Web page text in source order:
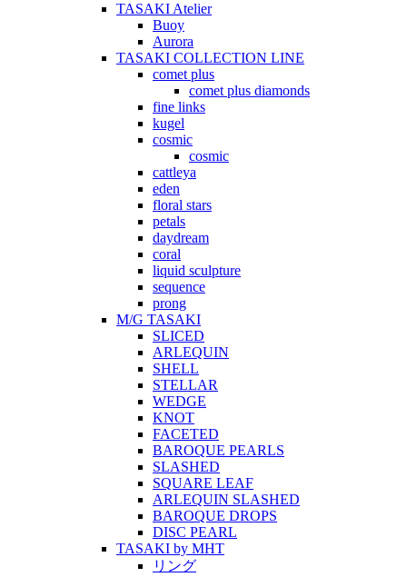
TASAKI Atelier
Buoy
Aurora
TASAKI COLLECTION LINE
comet plus
comet plus diamonds
fine links
kugel
cosmic
cosmic
cattleya
eden
floral stars
petals
daydream
coral
liquid sculpture
sequence
prong
M/G TASAKI
SLICED
ARLEQUIN
SHELL
STELLAR
WEDGE
KNOT
FACETED
BAROQUE PEARLS
SLASHED
SQUARE LEAF
ARLEQUIN SLASHED
BAROQUE DROPS
DISC PEARL
TASAKI by MHT
リング